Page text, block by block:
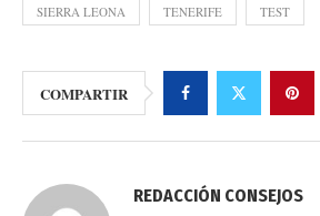
SIERRA LEONA TENERIFE TEST
COMPARTIR
REDACCIÓN CONSEJOS